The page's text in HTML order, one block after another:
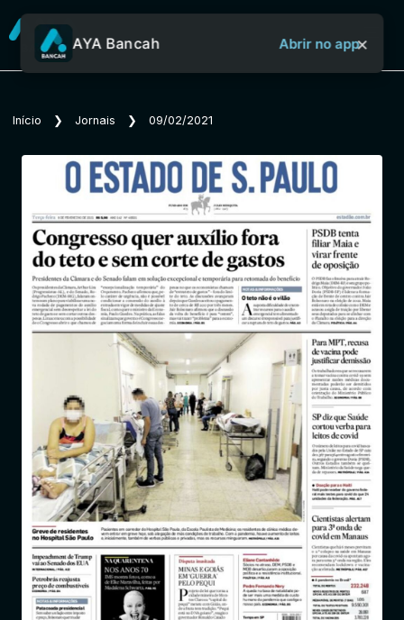
Sobre o Aya Bancah
Início
Revistas
Jornais
Entrar
AYA Bancah Abrir no app×
Início ❯ Jornais ❯ 09/02/2021